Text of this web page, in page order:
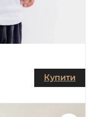
Купити